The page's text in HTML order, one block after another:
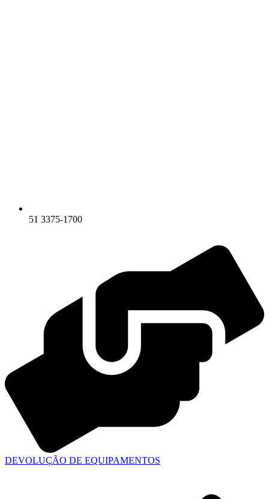
51 3375-1700
DEVOLUÇÃO DE EQUIPAMENTOS